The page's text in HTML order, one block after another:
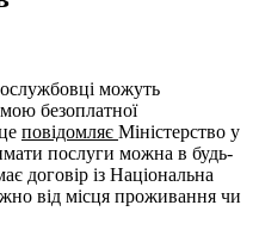
можуть
безоплатної
повідомляє Міністерство у
послуги можна в будь-
договір із Національна
від місця проживання чи